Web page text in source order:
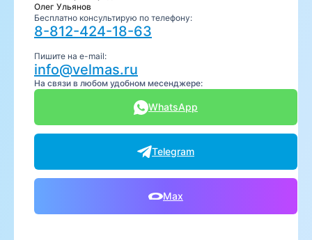
Олег Ульянов
Бесплатно консультирую по телефону:
8-812-424-18-63
Пишите на e-mail:
info@velmas.ru
На связи в любом удобном месенджере:
WhatsApp
Telegram
Max